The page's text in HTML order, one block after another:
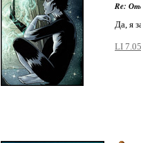
Re:
Да, я
LI